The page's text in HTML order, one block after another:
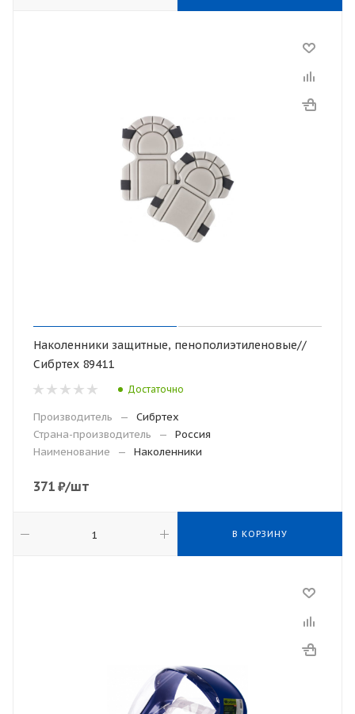
Наколенники защитные, пенополиэтиленовые//
Сибртех 89411
Достаточно
Производитель —
Сибртех
Страна-производитель
—
Россия
Наименование
— Наколенники
371 ₽/шт
В КОРЗИНУ